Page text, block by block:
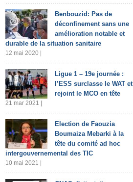
Benbouzid: Pas de
déconfinement sans une
amélioration notable et
durable de la situation sanitaire
12 mai 2020 |
Ligue 1 – 19e journée :
l’ESS surclasse le WAT et
rejoint le MCO en tête
21 mar 2021 |
Election de Faouzia
Boumaiza Mebarki à la
tête du comité ad hoc
intergouvernemental des TIC
10 mai 2021 |